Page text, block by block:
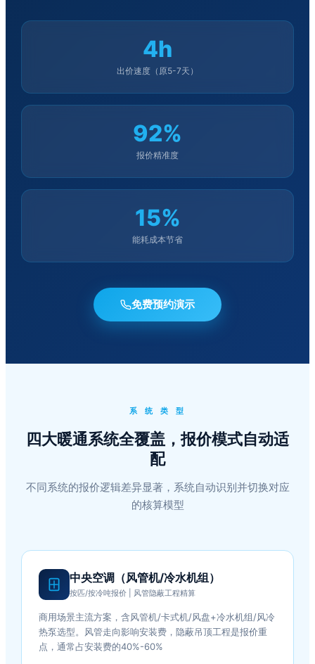
4h
出价速度（原5-7天）
92%
报价精准度
15%
能耗成本节省
免费预约演示
系 统 类 型
四大暖通系统全覆盖，报价模式自动适
配
不同系统的报价逻辑差异显著，系统自动识别并切换对应
的核算模型
中央空调（风管机/冷水机组）
按匹/按冷吨报价 | 风管隐蔽工程精算
商用场景主流方案，含风管机/卡式机/风盘+冷水机组/风冷
热泵选型。风管走向影响安装费，隐蔽吊顶工程是报价重
点，通常占安装费的40%-60%